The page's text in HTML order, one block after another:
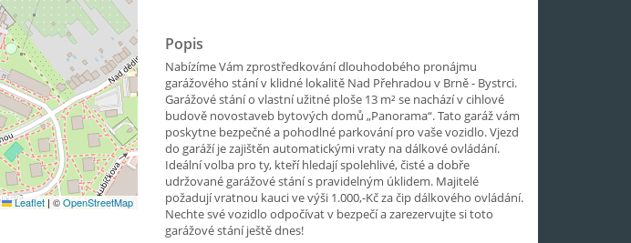
Leaflet | ©OpenStreetMap
Popis
Nabízíme Vám zprostředkování dlouhodobého pronájmu
garážového stání v klidné lokalitě Nad Přehradou v Brně - Bystrci.
Garážové stání o vlastní užitné ploše 13 m² se nachází v cihlové
budově novostaveb bytových domů „Panorama“. Tato garáž vám
poskytne bezpečné a pohodlné parkování pro vaše vozidlo. Vjezd
do garáží je zajištěn automatickými vraty na dálkové ovládání.
Ideální volba pro ty, kteří hledají spolehlivé, čisté a dobře
udržované garážové stání s pravidelným úklidem. Majitelé
požadují vratnou kauci ve výši 1.000,-Kč za čip dálkového ovládání.
Nechte své vozidlo odpočívat v bezpečí a zarezervujte si toto
garážové stání ještě dnes!